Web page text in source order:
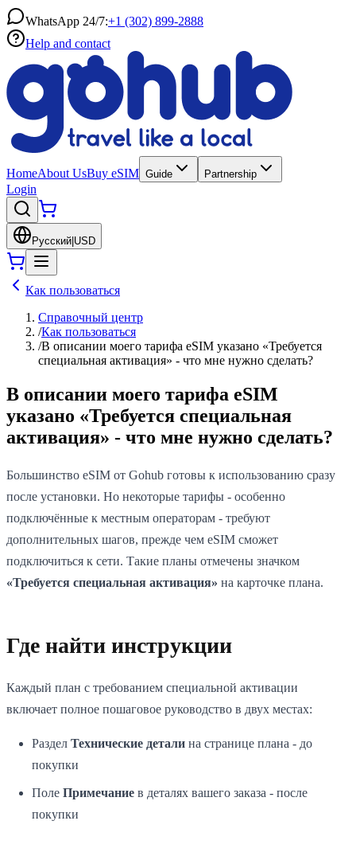
WhatsApp 24/7:+1 (302) 899-2888
Help and contact
HomeAbout UsBuy eSIM Guide Partnership
Login
Русский USD
Как пользоваться
Справочный центр
/Как пользоваться
/В описании моего тарифа eSIM указано «Требуется
специальная активация» - что мне нужно сделать?
В описании моего тарифа eSIM
указано «Требуется специальная
активация» - что мне нужно сделать?
Большинство eSIM от Gohub готовы к использованию сразу
после установки. Но некоторые тарифы - особенно
подключённые к местным операторам - требуют
дополнительных шагов, прежде чем eSIM сможет
подключиться к сети. Такие планы отмечены значком
«Требуется специальная активация» на карточке плана.
Где найти инструкции
Каждый план с требованием специальной активации
включает полное пошаговое руководство в двух местах:
Раздел Технические детали на странице плана - до
покупки
Поле Примечание в деталях вашего заказа - после
покупки